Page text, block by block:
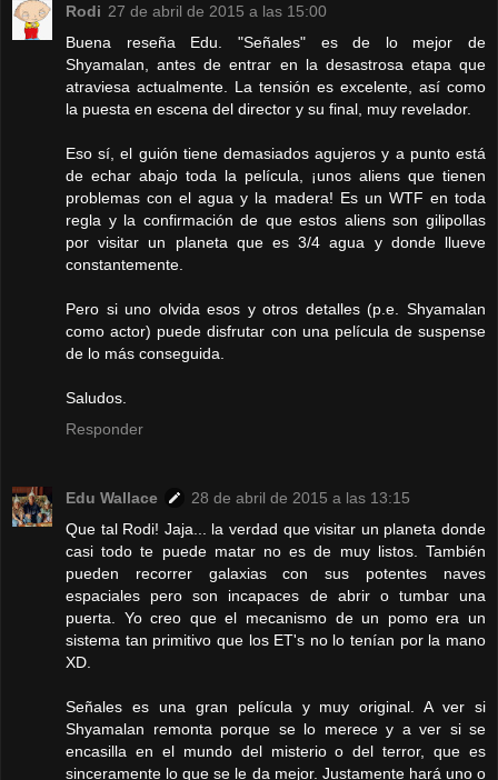
Rodi 27 de abril de 2015 a las 15:00
Buena reseña Edu. "Señales" es de lo mejor de
Shyamalan, antes de entrar en la desastrosa etapa que
atraviesa actualmente. La tensión es excelente, así como
la puesta en escena del director y su final, muy revelador.
Eso sí, el guión tiene demasiados agujeros y a punto está
de echar abajo toda la película, ¡unos aliens que tienen
problemas con el agua y la madera! Es un WTF en toda
regla y la confirmación de que estos aliens son gilipollas
por visitar un planeta que es 3/4 agua y donde llueve
constantemente.
Pero si uno olvida esos y otros detalles (p.e. Shyamalan
como actor) puede disfrutar con una película de suspense
de lo más conseguida.
Saludos.
Responder
Edu Wallace
28 de abril de 2015 a las 13:15
Que tal Rodi! Jaja... la verdad que visitar un planeta donde
casi todo te puede matar no es de muy listos. También
pueden recorrer galaxias con sus potentes naves
espaciales pero son incapaces de abrir o tumbar una
puerta. Yo creo que el mecanismo de un pomo era un
sistema tan primitivo que los ET's no lo tenían por la mano
XD.
Señales es una gran película y muy original. A ver si
Shyamalan remonta porque se lo merece y a ver si se
encasilla en el mundo del misterio o del terror, que es
sinceramente lo que se le da mejor. Justamente hará uno o